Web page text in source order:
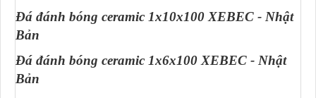
Đá đánh bóng ceramic 1x10x100 XEBEC - Nhật
Bản
Đá đánh bóng ceramic 1x6x100 XEBEC - Nhật
Bản